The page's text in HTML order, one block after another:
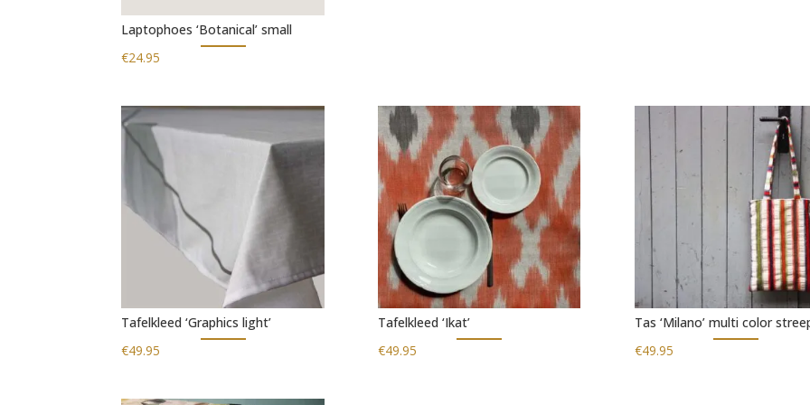
Laptophoes ‘Botanical’ small
€24.95
Tafelkleed ‘Graphics light’
€49.95
Tafelkleed ‘Ikat’
€49.95
Tas ‘Milano’ multi color
€49.95